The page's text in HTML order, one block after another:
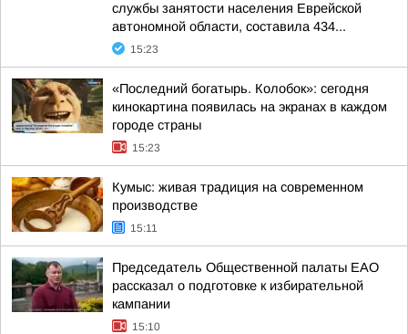
службы занятости населения Еврейской
автономной области, составила 434...
15:23
«Последний богатырь. Колобок»: сегодня
кинокартина появилась на экранах в каждом
городе страны
15:23
Кумыс: живая традиция на современном
производстве
15:11
Председатель Общественной палаты ЕАО
рассказал о подготовке к избирательной
кампании
15:10